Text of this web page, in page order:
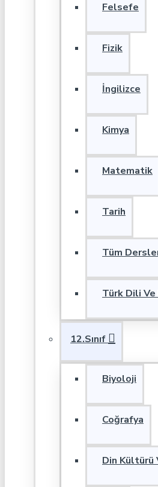
Felsefe
Fizik
İngilizce
Kimya
Matematik
Tarih
Tüm
Türk Dili Ve
12.Sınıf
Biyoloji
Coğrafya
Din Kültürü